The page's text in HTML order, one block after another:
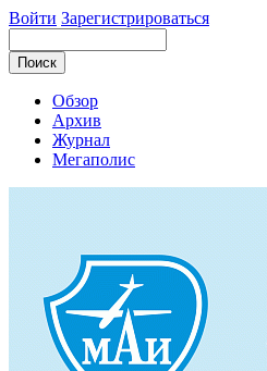
Войти Зарегистрироваться
Обзор
Архив
Журнал
Мегаполис